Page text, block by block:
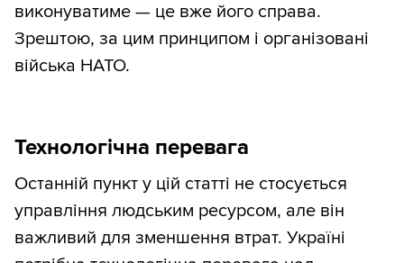
виконуватиме — це вже його справа.
Зрештою, за цим принципом і організовані
війська НАТО.
Технологічна перевага
Останній пункт у цій статті не стосується
управління людським ресурсом, але він
важливий для зменшення втрат. Україні